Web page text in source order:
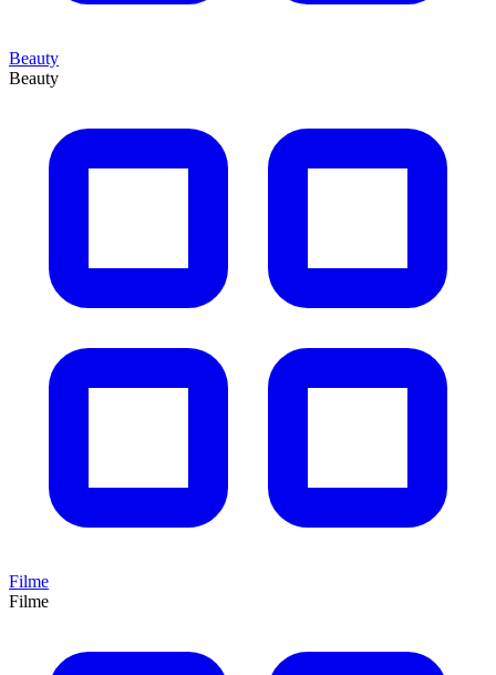
Beauty
Beauty
Filme
Filme